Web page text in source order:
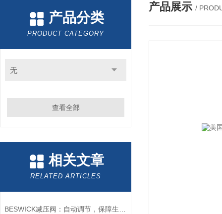
产品分类
PRODUCT CATEGORY
无
查看全部
相关文章
RELATED ARTICLES
产品展示 /